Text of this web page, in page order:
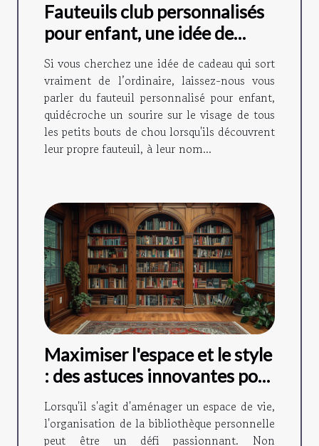
Fauteuils club personnalisés
pour enfant, une idée de
cadeau originale !
Si vous cherchez une idée de cadeau qui sort
vraiment de l’ordinaire, laissez-nous vous
parler du fauteuil personnalisé pour enfant,
quidécroche un sourire sur le visage de tous
les petits bouts de chou lorsqu'ils découvrent
leur propre fauteuil, à leur nom...
Maximiser l'espace et le style
: des astuces innovantes pour
organiser sa bibliothèque
personnelle
Lorsqu'il s'agit d'aménager un espace de vie,
l'organisation de la bibliothèque personnelle
peut être un défi passionnant. Non